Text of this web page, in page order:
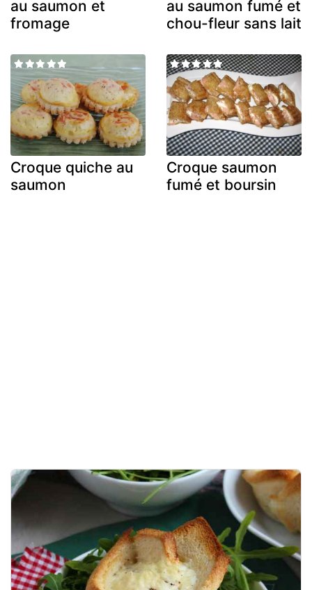
au saumon et
fromage
au saumon fumé et
chou-fleur sans lait
Croque quiche au
saumon
Croque saumon
fumé et boursin